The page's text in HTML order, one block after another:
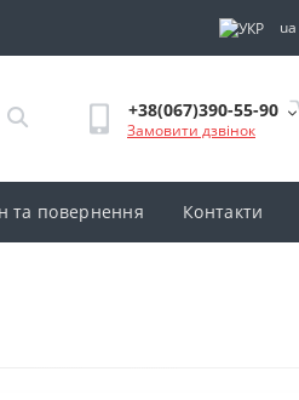
ua
+38(067)390-55-90
Замовити дзвінок
та повернення Контакти